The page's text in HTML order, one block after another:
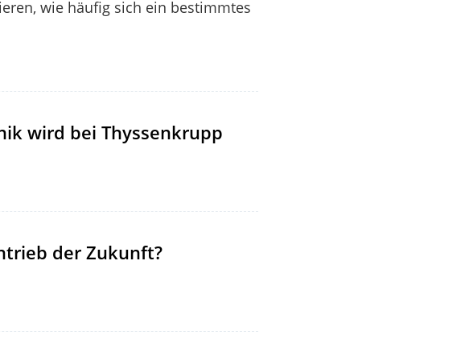
wie häufig sich ein bestimmtes
wird bei Thyssenkrupp
der Zukunft?